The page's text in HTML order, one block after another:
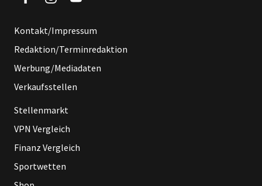
Kontakt/Impressum
Redaktion/Terminredaktion
Werbung/Mediadaten
Verkaufsstellen
Stellenmarkt
VPN Vergleich
Finanz Vergleich
Sportwetten